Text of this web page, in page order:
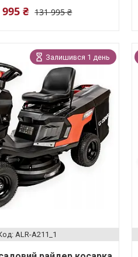
131 995 ₴
₴
Залишився 1 день
ALR-A211_1